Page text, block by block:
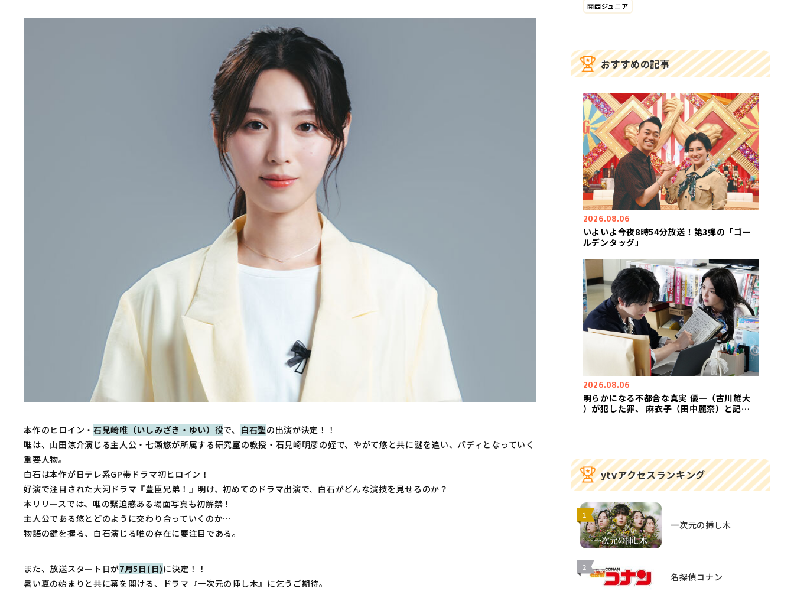
本作のヒロイン・ 石見崎唯（いしみざき・ゆい）役で、 白石聖の出演が決定！！
唯は、山田涼介演じる主人公・七瀬悠が所属する研究室の教授・石見崎明彦の姪で、やがて悠と共に謎を追い、バディとなっていく
重要人物。
白石は本作が日テレ系GP帯ドラマ初ヒロイン！
好演で注目された大河ドラマ『豊臣兄弟！』明け、初めてのドラマ出演で、白石がどんな演技を見せるのか？
本リリースでは、唯の緊迫感ある場面写真も初解禁！
主人公である悠とどのように交わり合っていくのか…
物語の鍵を握る、白石演じる唯の存在に要注目である。
また、放送スタート日が7月5日(日)に決定！！
暑い夏の始まりと共に幕を開ける、ドラマ『一次元の挿し木』に乞うご期待。
関西ジュニア
おすすめの記事
2026.08.06
いよいよ今夜8時54分放送！第3弾の「ゴー
ルデンタッグ」
2026.08.06
明らかになる不都合な真実―― 優一（古川雄大
）が犯した罪、 麻衣子（田中麗奈）と記者
ytvアクセスランキング
１
一次元の挿し木
２
名探偵コナン